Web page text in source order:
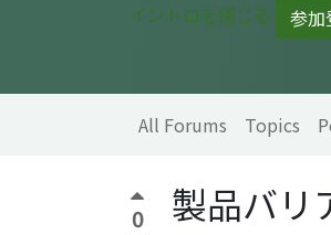
イントロを閉じる
参加
All Forums Topics
0 製品バリ